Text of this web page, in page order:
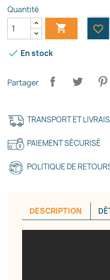
Quantité
 favorite_border
 En stock
Partager
TRANSPORT ET
PAIEMENT SÉCURISÉ
POLITIQUE DE
DESCRIPTION
Créer une liste